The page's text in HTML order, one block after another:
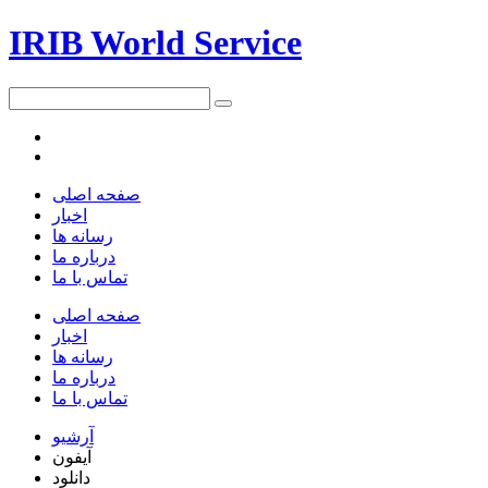
IRIB World Service
صفحه اصلی
اخبار
رسانه ها
درباره ما
تماس با ما
صفحه اصلی
اخبار
رسانه ها
درباره ما
تماس با ما
آرشیو
آیفون
دانلود